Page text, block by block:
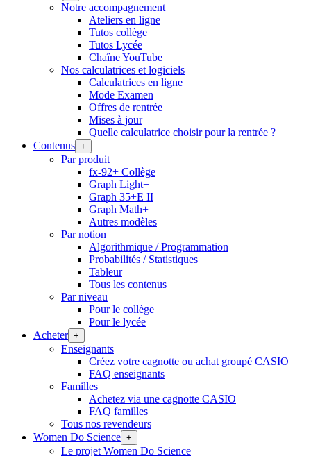
Notre accompagnement
Ateliers en ligne
Tutos collège
Tutos Lycée
Chaîne YouTube
Nos calculatrices et logiciels
Calculatrices en ligne
Mode Examen
Offres de rentrée
Mises à jour
Quelle calculatrice choisir pour la rentrée ?
Contenus +
Par produit
fx-92+ Collège
Graph Light+
Graph 35+E II
Graph Math+
Autres modèles
Par notion
Algorithmique / Programmation
Probabilités / Statistiques
Tableur
Tous les contenus
Par niveau
Pour le collège
Pour le lycée
Acheter +
Enseignants
Créez votre cagnotte ou achat groupé CASIO
FAQ enseignants
Familles
Achetez via une cagnotte CASIO
FAQ familles
Tous nos revendeurs
Women Do Science +
Le projet Women Do Science